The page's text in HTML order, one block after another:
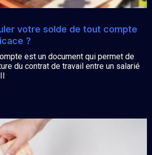
votre solde de tout compte
?
est un document qui permet de
du contrat de travail entre un salarié